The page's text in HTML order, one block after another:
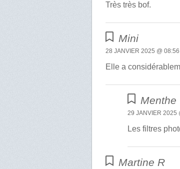
Très très bof.
Mini
28 JANVIER 2025 @ 08:56
Elle a
Menthe
29 JANVIER 2025
Les filtres
Martine R